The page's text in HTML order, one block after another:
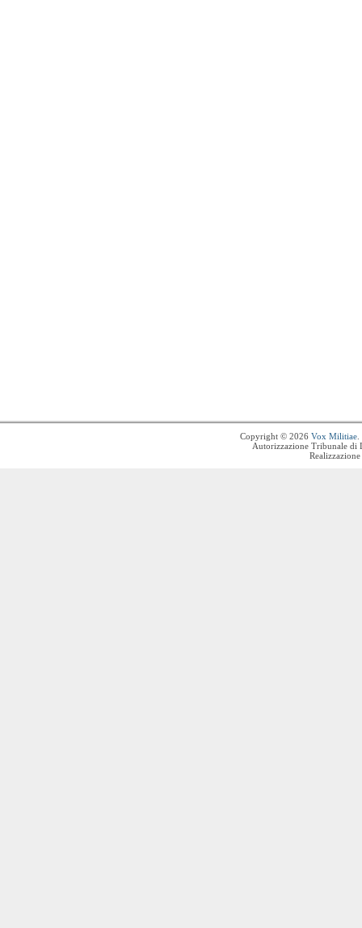
Copyright © 2026 Vox Militiae
Autorizzazione Tribunale di